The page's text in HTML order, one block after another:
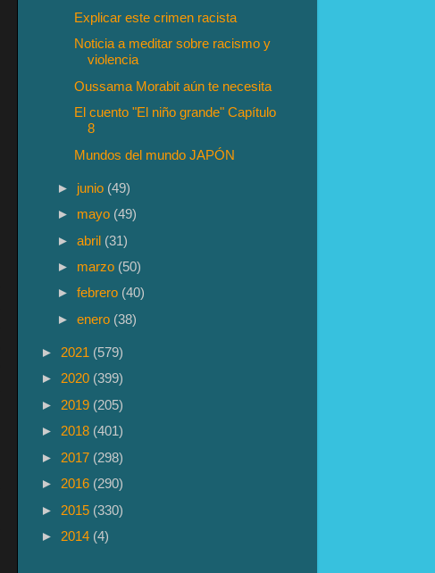
Explicar este crimen racista
Noticia a meditar sobre racismo y
violencia
Oussama Morabit aún te necesita
El cuento "El niño grande" Capítulo
8
Mundos del mundo JAPÓN
► junio (49)
► mayo (49)
►abril (31)
► marzo (50)
►febrero (40)
►enero (38)
► 2021 (579)
► 2020 (399)
► 2019 (205)
► 2018 (401)
► 2017 (298)
► 2016 (290)
► 2015 (330)
► 2014 (4)